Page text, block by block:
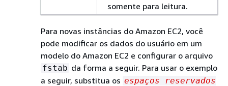
somente para leitura.
Para novas instâncias do Amazon EC2, você
pode modificar os dados do usuário em um
modelo do Amazon EC2 e configurar o arquivo
fstab da forma a seguir. Para usar o exemplo
a seguir, substitua os espaços reservados